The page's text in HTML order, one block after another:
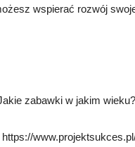
wspierać rozwój
zabawki w jakim